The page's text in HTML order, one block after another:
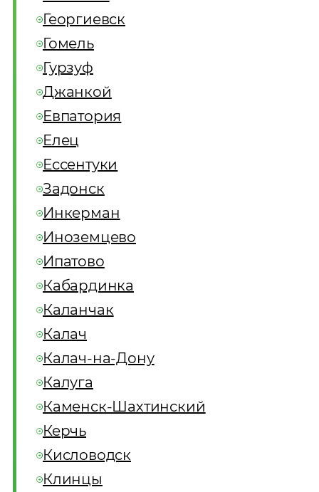
Георгиевск
Гомель
Гурзуф
Джанкой
Евпатория
Елец
Ессентуки
Задонск
Инкерман
Иноземцево
Ипатово
Кабардинка
Каланчак
Калач
Калач-на-Дону
Калуга
Каменск-Шахтинский
Керчь
Кисловодск
Клинцы